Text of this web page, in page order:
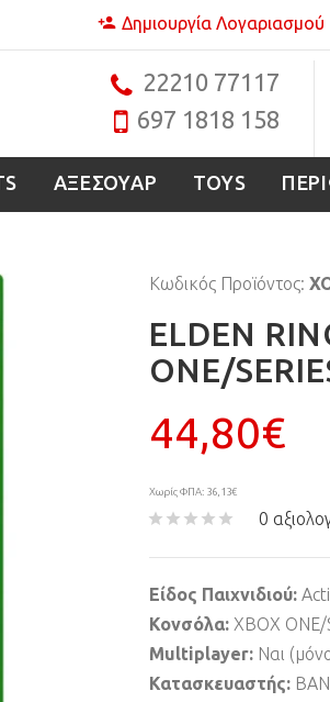
Δημιουργία Λογαριασμού
22210 77117
697 1818 158
ΑΞΕΣΟΥΑΡ TOYS
Κωδικός Προϊόντος:
ELDEN
ONE/
44,80€
Χωρίς ΦΠΑ: 36,13€
0
Είδος Παιχνιδιού:
Κονσόλα: XBOX ONE/
Multiplayer: Ναι
Κατασκευαστής: